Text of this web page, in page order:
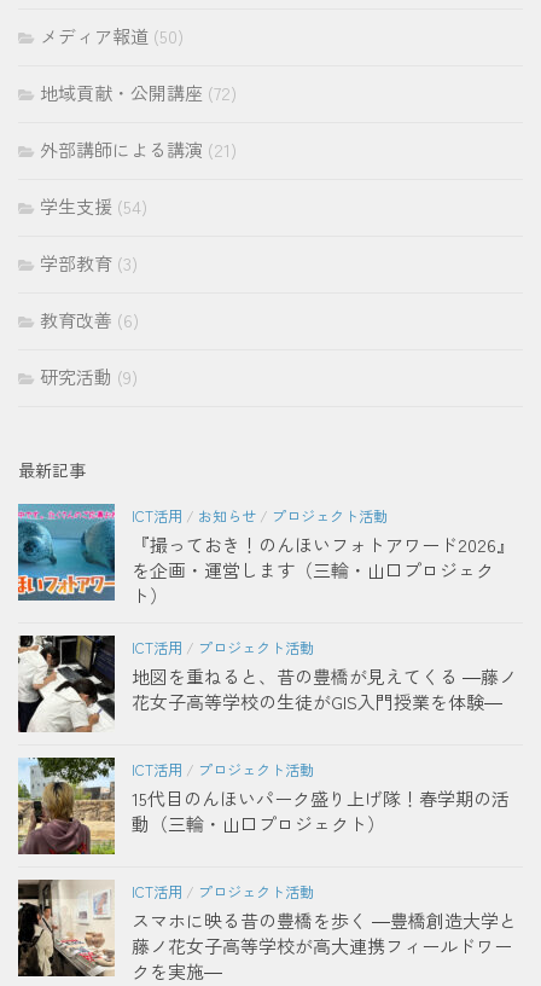
メディア報道 (50)
地域貢献・公開講座 (72)
外部講師による講演 (21)
学生支援 (54)
学部教育 (3)
教育改善 (6)
研究活動 (9)
最新記事
ICT活用 / お知らせ / プロジェクト活動
『撮っておき！のんほいフォトアワード2026』
を企画・運営します（三輪・山口プロジェク
ト）
ICT活用 / プロジェクト活動
地図を重ねると、昔の豊橋が見えてくる ―藤ノ
花女子高等学校の生徒がGIS入門授業を体験―
ICT活用 / プロジェクト活動
15代目のんほいパーク盛り上げ隊！春学期の活
動（三輪・山口プロジェクト）
ICT活用 / プロジェクト活動
スマホに映る昔の豊橋を歩く ―豊橋創造大学と
藤ノ花女子高等学校が高大連携フィールドワー
クを実施―